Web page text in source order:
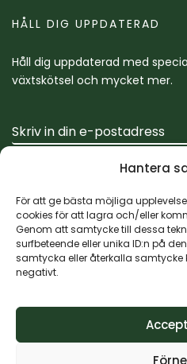
Hantera
För att ge bästa möjliga
cookies för att lagra och/eller
Genom att samtycke till dessa
surfbeteende eller unika ID:n på
samtycka eller återkalla samtycke
negativt.
HÅLL DIG UPPDATERAD
Håll dig uppdaterad med
växtskötsel och mycket mer.
© 2025 Nya